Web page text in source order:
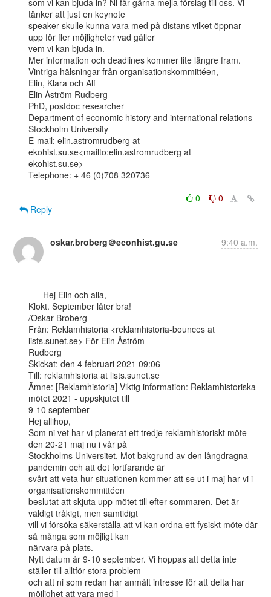
som vi kan bjuda in? Ni får gärna mejla förslag till oss. Vi
tänker att just en keynote
speaker skulle kunna vara med på distans vilket öppnar
upp för fler möjligheter vad gäller
vem vi kan bjuda in.
Mer information och deadlines kommer lite längre fram.
Vintriga hälsningar från organisationskommittéen,
Elin, Klara och Alf
Elin Åström Rudberg
PhD, postdoc researcher
Department of economic history and international relations
Stockholm University
E-mail: elin.astromrudberg at
ekohist.su.se<mailto:elin.astromrudberg at
ekohist.su.se>
Telephone: + 46 (0)708 320736
0
0
Reply
oskar.broberg＠econhist.gu.se 9:40 a.m.
Klokt. September låter bra!
/Oskar Broberg
Från: Reklamhistoria <reklamhistoria-bounces at
lists.sunet.se> För Elin Åström
Rudberg
Skickat: den 4 februari 2021 09:06
Till: reklamhistoria at lists.sunet.se
Ämne: [Reklamhistoria] Viktig information: Reklamhistoriska
mötet 2021 - uppskjutet till
9-10 september
Hej allihop,
Som ni vet har vi planerat ett tredje reklamhistoriskt möte
den 20-21 maj nu i vår på
Stockholms Universitet. Mot bakgrund av den långdragna
pandemin och att det fortfarande är
svårt att veta hur situationen kommer att se ut i maj har vi i
organisationskommittéen
beslutat att skjuta upp mötet till efter sommaren. Det är
väldigt tråkigt, men samtidigt
vill vi försöka säkerställa att vi kan ordna ett fysiskt möte där
så många som möjligt kan
närvara på plats.
Nytt datum är 9-10 september. Vi hoppas att detta inte
ställer till alltför stora problem
och att ni som redan har anmält intresse för att delta har
möjlighet att vara med i